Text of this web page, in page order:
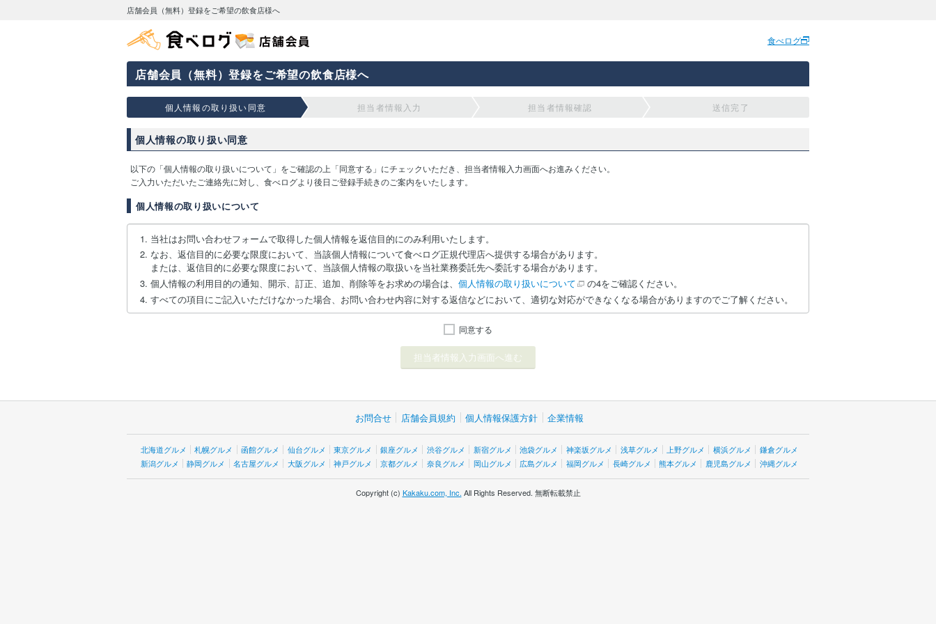
店舗会員（無料）登録をご希望の飲食店様へ
食べログ
店舗会員（無料）登録をご希望の飲食店様へ
個人情報の取り扱い同意 担当者情報入力 担当者情報確認 送信完了
個人情報の取り扱い同意
以下の「個人情報の取り扱いについて」をご確認の上「同意する」にチェックいただき、担当者情報入力画面へお進みください。
ご入力いただいたご連絡先に対し、食べログより後日ご登録手続きのご案内をいたします。
個人情報の取り扱いについて
当社はお問い合わせフォームで取得した個人情報を返信目的にのみ利用いたします。
なお、返信目的に必要な限度において、当該個人情報について食べログ正規代理店へ提供する場合があります。
または、返信目的に必要な限度において、当該個人情報の取扱いを当社業務委託先へ委託する場合があります。
個人情報の利用目的の通知、開示、訂正、追加、削除等をお求めの場合は、 個人情報の取り扱いについて
の4をご確認ください。
すべての項目にご記入いただけなかった場合、お問い合わせ内容に対する返信などにおいて、適切な対応ができなくなる場合がありますのでご了解ください。
同意する
お問合せ 店舗会員規約 個人情報保護方針 企業情報
北海道グルメ 札幌グルメ 函館グルメ 仙台グルメ 東京グルメ 銀座グルメ 渋谷グルメ 新宿グルメ 池袋グルメ 神楽坂グルメ 浅草グルメ 上野グルメ 横浜グルメ
鎌倉グルメ
新潟グルメ
静岡グルメ 名古屋グルメ 大阪グルメ 神戸グルメ 京都グルメ 奈良グルメ 岡山グルメ 広島グルメ 福岡グルメ 長崎グルメ 熊本グルメ 鹿児島グルメ 沖縄グルメ
Copyright (c) Kakaku.com, Inc. All Rights Reserved. 無断転載禁止